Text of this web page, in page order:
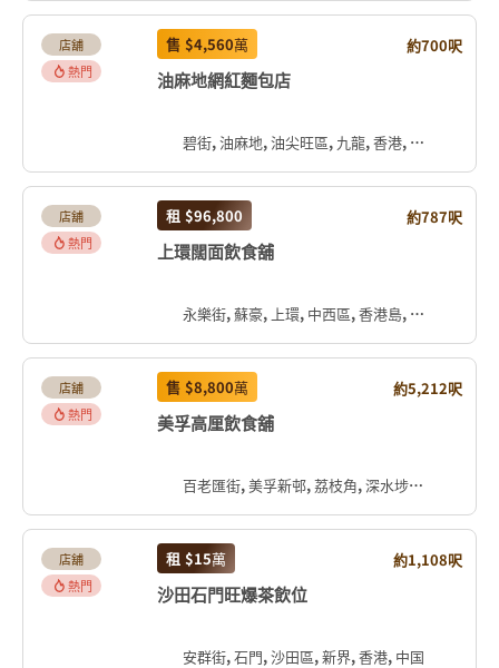
店舖
熱門
售 $4,560萬 約700呎
油麻地網紅麵包店
碧街, 油麻地, 油尖旺區, 九龍, 香港, 中国
店舖
熱門
租 $96,800 約787呎
上環闊面飲食舖
永樂街, 蘇豪, 上環, 中西區, 香港島, 香港, 中国
店舖
熱門
售 $8,800萬 約5,212呎
美孚高厘飲食舖
百老匯街, 美孚新邨, 荔枝角, 深水埗區, 九龍, 香港, 中国
店舖
熱門
租 $15萬 約1,108呎
沙田石門旺爆茶飲位
安群街, 石門, 沙田區, 新界, 香港, 中国